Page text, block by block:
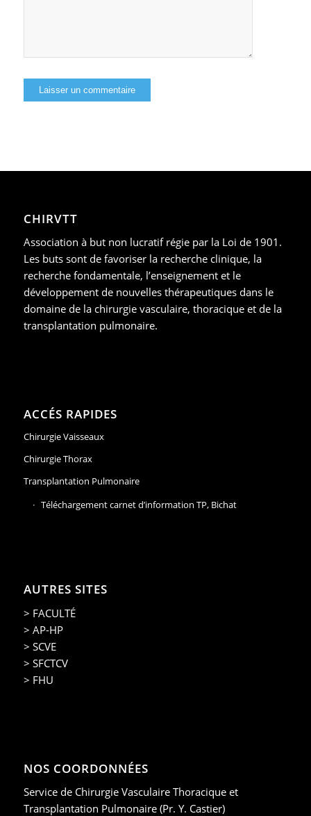
CHIRVTT
Association à but non lucratif régie par la Loi de 1901.
Les buts sont de favoriser la recherche clinique, la
recherche fondamentale, l’enseignement et le
développement de nouvelles thérapeutiques dans le
domaine de la chirurgie vasculaire, thoracique et de la
transplantation pulmonaire.
ACCÉS RAPIDES
Chirurgie Vaisseaux
Chirurgie Thorax
Transplantation Pulmonaire
Téléchargement carnet d’information TP, Bichat
AUTRES SITES
> FACULTÉ
> AP-HP
> SCVE
> SFCTCV
> FHU
NOS COORDONNÉES
Service de Chirurgie Vasculaire Thoracique et
Transplantation Pulmonaire (Pr. Y. Castier)